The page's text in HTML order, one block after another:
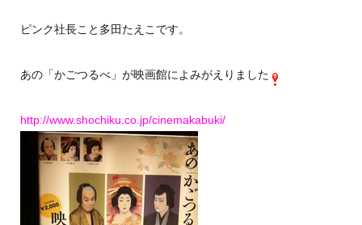
ピンク社長こと多田たえこです。
あの「かごつるべ」が映画館によみがえりました
http://www.shochiku.co.jp/cinemakabuki/